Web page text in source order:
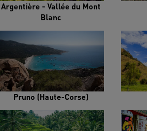
Argentière - Vallée du Mont
Blanc
Pruno (Haute-Corse)